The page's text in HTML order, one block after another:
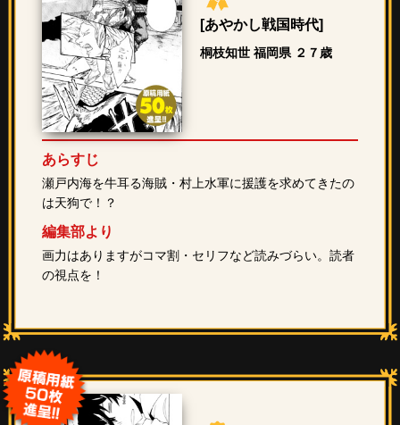
[あやかし戦国時代]
桐枝知世 福岡県 ２７歳
あらすじ
瀬戸内海を牛耳る海賊・村上水軍に援護を求めてきたの
は天狗で！？
編集部より
画力はありますがコマ割・セリフなど読みづらい。読者
の視点を！